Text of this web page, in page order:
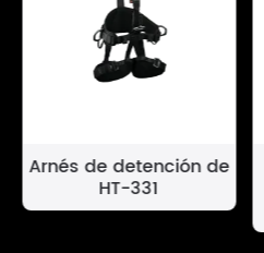
Arnés de detención de
HT-331